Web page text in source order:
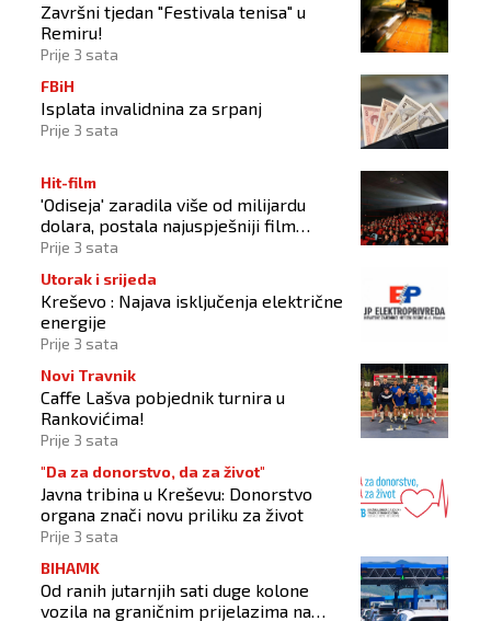
Završni tjedan "Festivala tenisa" u
Remiru!
Prije 3 sata
FBiH
Isplata invalidnina za srpanj
Prije 3 sata
Hit-film
'Odiseja' zaradila više od milijardu
dolara, postala najuspješniji film
Christophera Nolana
Prije 3 sata
Utorak i srijeda
Kreševo : Najava isključenja električne
energije
Prije 3 sata
Novi Travnik
Caffe Lašva pobjednik turnira u
Rankovićima!
Prije 3 sata
"Da za donorstvo, da za život"
Javna tribina u Kreševu: Donorstvo
organa znači novu priliku za život
Prije 3 sata
BIHAMK
Od ranih jutarnjih sati duge kolone
vozila na graničnim prijelazima na